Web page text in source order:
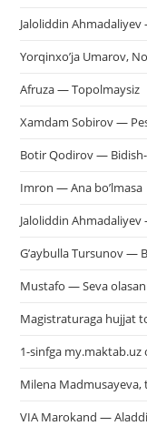
Jaloliddin
Yorqinxo’ja Umarov,
Afruza — Topolmaysiz
Xamdam Sobirov —
Botir Qodirov —
Imron — Ana bo’lmasa
Jaloliddin
G’aybulla Tursunov —
Mustafo — Seva
Magistraturaga hujjat
1-sinfga
Milena
VIA Marokand —